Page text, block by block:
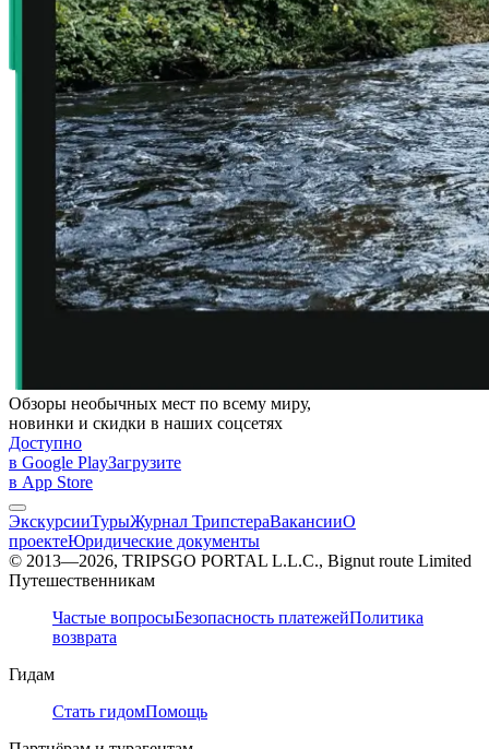
Обзоры необычных мест по всему миру,
новинки и скидки в наших соцсетях
Доступно
в Google PlayЗагрузите
в App Store
ЭкскурсииТурыЖурнал ТрипстераВакансииО
проектеЮридические документы
© 2013—2026, TRIPSGO PORTAL L.L.C., Bignut route Limited
Путешественникам
Частые вопросыБезопасность платежейПолитика
возврата
Гидам
Стать гидомПомощь